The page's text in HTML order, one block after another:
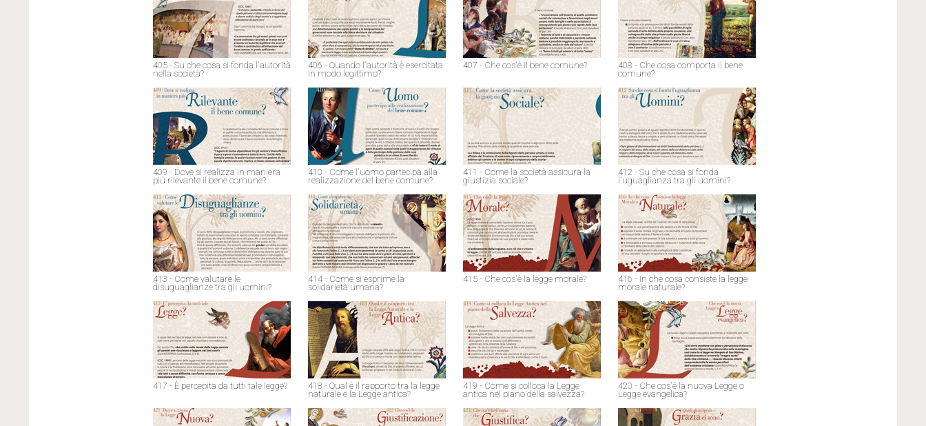
405 - Su che cosa si fonda l'autorità
nella società?
406 - Quando l'autorità è esercitata
in modo legittimo?
407 - Che cos'è il bene comune?
408 - Che cosa comporta il bene
comune?
409 - Dove si realizza in maniera
più rilevante il bene comune?
410 - Come l'uomo partecipa alla
realizzazione del bene comune?
411 - Come la società assicura la
giustizia sociale?
412 - Su che cosa si fonda
l'uguaglianza tra gli uomini?
413 - Come valutare le
disuguaglianze tra gli uomini?
414 - Come si esprime la
solidarietà umana?
415 - Che cos'è la legge morale?
416 - In che cosa consiste la legge
morale naturale?
417 - È percepita da tutti tale legge?
418 - Qual è il rapporto tra la legge
naturale e la Legge antica?
419 - Come si colloca la Legge
antica nel piano della salvezza?
420 - Che cos'è la nuova Legge o
Legge evangelica?